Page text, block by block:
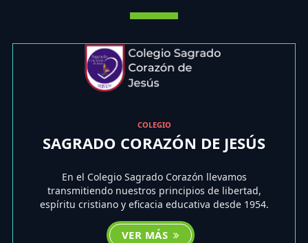
COLEGIO
SAGRADO CORAZÓN DE JESÚS
En el Colegio Sagrado Corazón llevamos
transmitiendo nuestros principios de libertad,
espíritu cristiano y eficacia educativa desde 1954.
VER MÁS